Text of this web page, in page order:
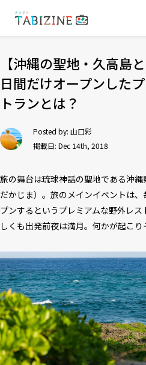
【沖縄の聖地・久高島
日間だけオープンした
トランとは？
Posted by: 山口彩
掲載日: Dec 14th, 2018
旅の舞台は琉球神話の聖地である沖
だかじま）。旅のメインイベントは
プンするというプレミアムな野外レ
しくも出発前夜は満月。何かが起こり